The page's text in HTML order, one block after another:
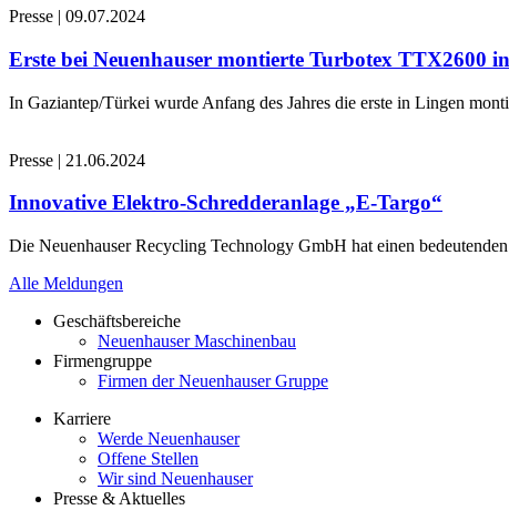
Presse | 09.07.2024
Erste bei Neuenhauser montierte Turbotex TTX2600
In Gaziantep/Türkei wurde Anfang des Jahres die erste in Lingen
Presse | 21.06.2024
Innovative Elektro-Schredderanlage „E-Targo“
Die Neuenhauser Recycling Technology GmbH hat einen
Alle Meldungen
Geschäftsbereiche
Neuenhauser Maschinenbau
Firmengruppe
Firmen der Neuenhauser Gruppe
Karriere
Werde Neuenhauser
Offene Stellen
Wir sind Neuenhauser
Presse & Aktuelles